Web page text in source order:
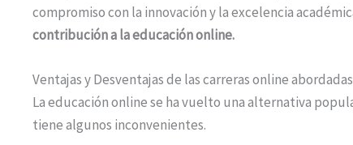
compromiso con la innovación y la excelencia
contribución a la educación online.
Ventajas y Desventajas de las carreras online
La educación online se ha vuelto una alternativa
tiene algunos inconvenientes.